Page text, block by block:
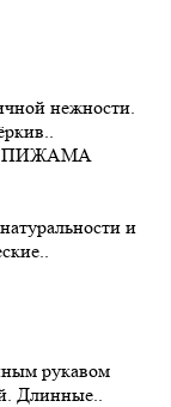
нежности.
и
рукавом
Длинные..